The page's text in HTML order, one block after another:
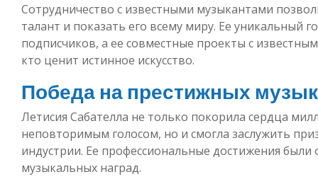
Сотрудничество с известными музыкантами
талант и показать его всему миру. Ее уникальный
подписчиков, а ее совместные проекты с
кто ценит истинное искусство.
Победа на престижных
Летисия Сабателла не только покорила сердца
неповторимым голосом, но и смогла заслужить
индустрии. Ее профессиональные достижения
музыкальных наград.